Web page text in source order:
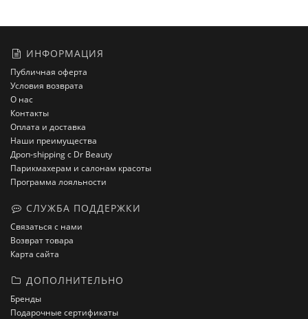
ИНФОРМАЦИЯ
Публичная оферта
Условия возврата
О нас
Контакты
Оплата и доставка
Наши преимущества
Дроп-shipping с Dr Beauty
Парикмахерам и салонам красоты
Программа лояльности
СЛУЖБА ПОДДЕРЖКИ
Связаться с нами
Возврат товара
Карта сайта
ДОПОЛНИТЕЛЬНО
Бренды
Подарочные сертификаты